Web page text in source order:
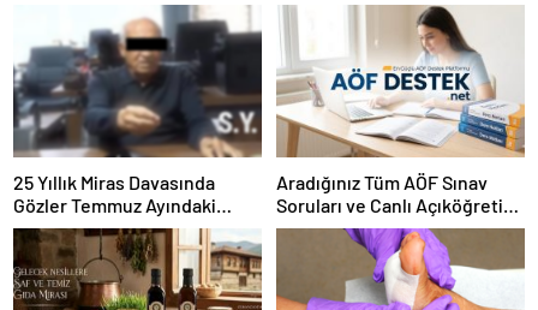
25 Yıllık Miras Davasında
Gözler Temmuz Ayındaki
Karar Duruşmasına Çevrildi
Aradığınız Tüm AÖF Sınav
Soruları ve Canlı Açıköğretim
Forumu Burada